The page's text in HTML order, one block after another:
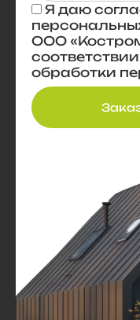
Я даю
ООО
обработки